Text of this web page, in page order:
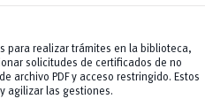
para realizar trámites en la biblioteca,
solicitudes de certificados de no
archivo PDF y acceso restringido. Estos
agilizar las gestiones.